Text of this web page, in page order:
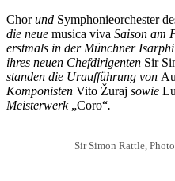
Chorund Symphonieorchester
die neue musica viva Saison am
erstmals in der Münchner
ihres neuen Chefdirigenten Sir
standen die Uraufführung von
Komponisten Vito Žuraj sowie
Meisterwerk „Coro“.
Sir Simon Rattle,